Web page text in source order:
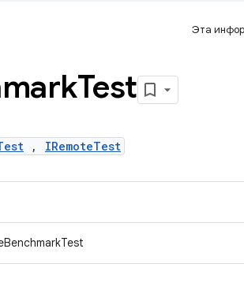
Эта
Test
, IRemoteTest